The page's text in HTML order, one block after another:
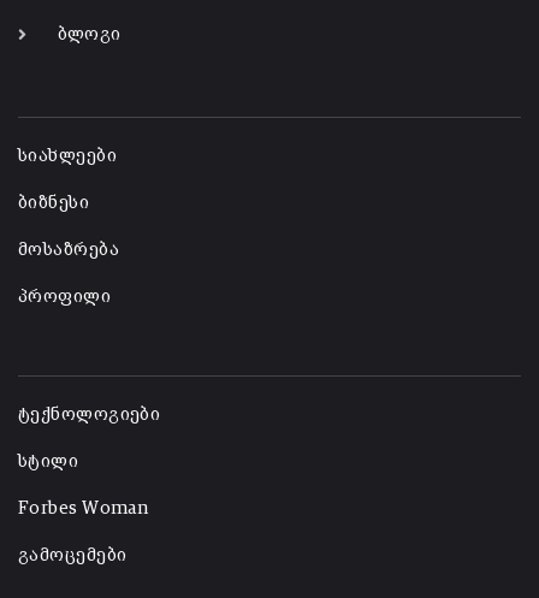
ბლოგი
სიახლეები
ბიზნესი
მოსაზრება
პროფილი
ტექნოლოგიები
სტილი
Forbes Woman
გამოცემები